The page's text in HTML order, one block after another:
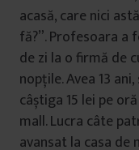
acasă, care nici
fă?”. Profesoara a
de zi la o firmă de
nopțile. Avea 13
câștiga 15 lei pe
mall. Lucra câte
avansat la casa de